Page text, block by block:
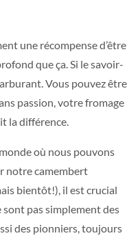
une récompense d’être
que ça. Si le savoir-
Vous pouvez être
passion, votre fromage
la différence.
où nous pouvons
notre camembert
bientôt!), il est crucial
sont pas simplement des
des pionniers, toujours